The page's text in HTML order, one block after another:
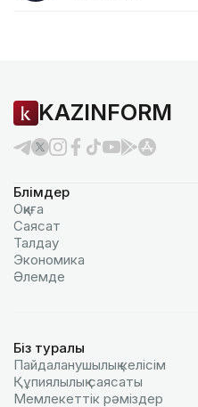
KAZINFORM
Бөлімдер
Оқиға
Саясат
Талдау
Экономика
Әлемде
Біз туралы
Пайдаланушылық келiciм
Құпиялылық саясаты
Мемлекеттік рәміздер